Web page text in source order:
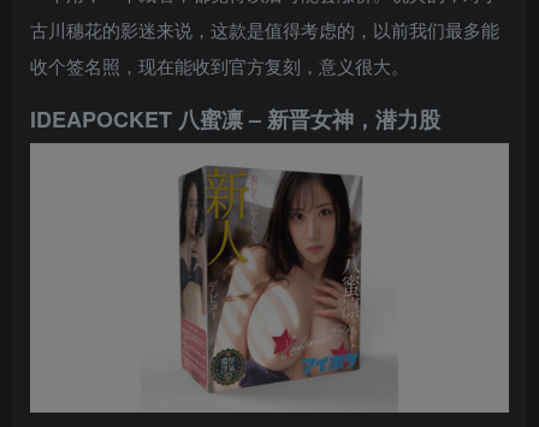
古川穗花的影迷来说，这款是值得考虑的，以前我们最多能
收个签名照，现在能收到官方复刻，意义很大。
IDEAPOCKET 八蜜凛 – 新晋女神，潜力股